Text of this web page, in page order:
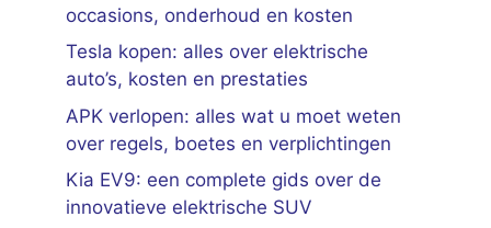
occasions, onderhoud en kosten
Tesla kopen: alles over elektrische
auto’s, kosten en prestaties
APK verlopen: alles wat u moet weten
over regels, boetes en verplichtingen
Kia EV9: een complete gids over de
innovatieve elektrische SUV